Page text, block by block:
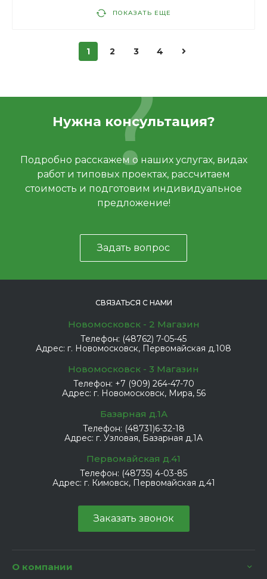
ПОКАЗАТЬ ЕЩЕ
1 2 3 4
Нужна консультация?
Подробно расскажем о наших услугах, видах
работ и типовых проектах, рассчитаем
стоимость и подготовим индивидуальное
предложение!
Задать вопрос
СВЯЗАТЬСЯ С НАМИ
Новомосковск - 2 Магазин
Телефон: (48762) 7-05-45
Адрес: г. Новомосковск, Первомайская д.108
Новомосковск - 3 Магазин
Телефон: +7 (909) 264-47-70
Адрес: г. Новомосковск, Мира, 56
Базарная д.1А
Телефон: (48731)6-32-18
Адрес: г. Узловая, Базарная д.1А
Первомайская д.41
Телефон: (48735) 4-03-85
Адрес: г. Кимовск, Первомайская д.41
Заказать звонок
О компании